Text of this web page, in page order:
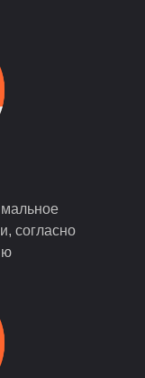
согласно